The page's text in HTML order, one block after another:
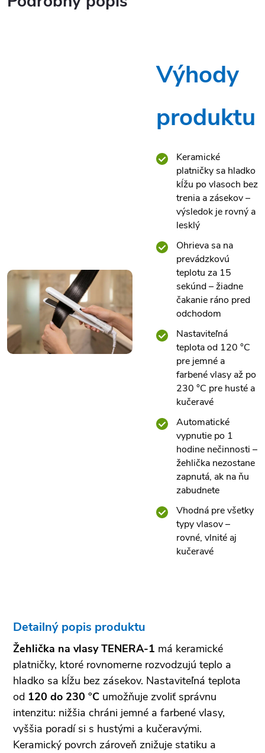
Výhody
produktu
Keramické
platničky sa hladko
kĺžu po vlasoch bez
trenia a zásekov –
výsledok je rovný a
lesklý
Ohrieva sa na
prevádzkovú
teplotu za 15
sekúnd – žiadne
čakanie ráno pred
odchodom
Nastaviteľná
teplota od 120 °C
pre jemné a
farbené vlasy až po
230 °C pre husté a
kučeravé
Automatické
vypnutie po 1
hodine nečinnosti –
žehlička nezostane
zapnutá, ak na ňu
zabudnete
Vhodná pre všetky
typy vlasov –
rovné, vlnité aj
kučeravé
Detailný popis produktu
Žehlička na vlasy TENERA-1 má keramické
platničky, ktoré rovnomerne rozvodzujú teplo a
hladko sa kĺžu bez zásekov. Nastaviteľná teplota
od 120 do 230 °C umožňuje zvoliť správnu
intenzitu: nižšia chráni jemné a farbené vlasy,
vyššia poradí si s hustými a kučeravými.
Keramický povrch zároveň znižuje statiku a